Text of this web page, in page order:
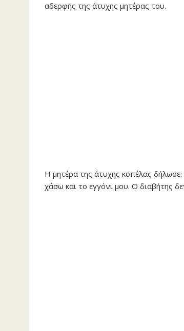
αδερφής της άτυχης μητέρας του.
Η μητέρα της άτυχης κοπέλας
χάσω και το εγγόνι μου. Ο διαβήτης